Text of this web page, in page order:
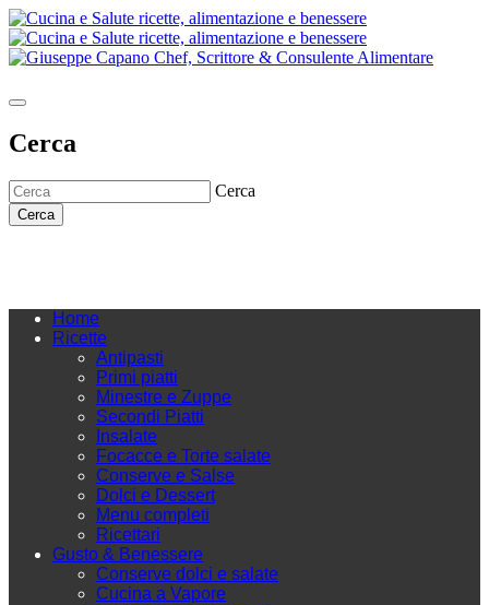
Cerca
Cerca
Cerca
Home
Ricette
Antipasti
Primi piatti
Minestre e Zuppe
Secondi Piatti
Insalate
Focacce e Torte salate
Conserve e Salse
Dolci e Dessert
Menu completi
Ricettari
Gusto & Benessere
Conserve dolci e salate
Cucina a Vapore